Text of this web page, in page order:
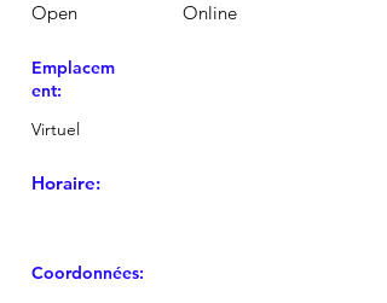
Open Online
Emplacem
ent:
Virtuel
Horaire:
Coordonnées: